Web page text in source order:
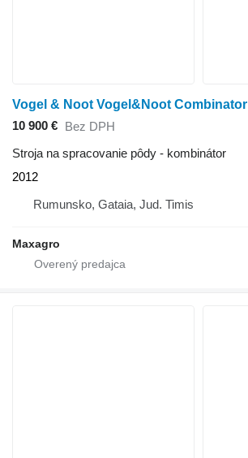
Vogel & Noot Vogel&Noot Combinator
10 900 € Bez DPH
Stroja na spracovanie pôdy - kombinátor
2012
Rumunsko, Gataia, Jud. Timis
Maxagro